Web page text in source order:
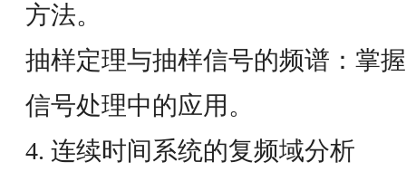
方法。
抽样定理与抽样信号的频谱：掌
信号处理中的应用。
4. 连续时间系统的复频域分析